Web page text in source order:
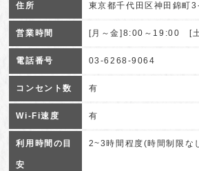
住所 東京都千代田区神田錦町
営業時間 [月～金]8:00～19:00 [
電話番号 03-6268-9064
コンセント数 有
Wi-Fi速度 有
利用時間の目
安
2~3時間程度(時間制限な